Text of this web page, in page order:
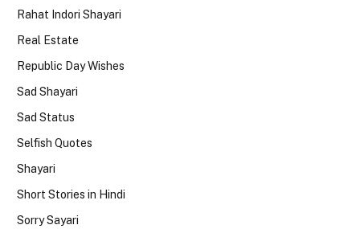
Rahat Indori Shayari
Real Estate
Republic Day Wishes
Sad Shayari
Sad Status
Selfish Quotes
Shayari
Short Stories in Hindi
Sorry Sayari